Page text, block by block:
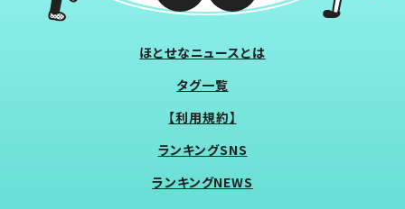
ほとせなニュースとは
タグ一覧
【利用規約】
ランキングSNS
ランキングNEWS